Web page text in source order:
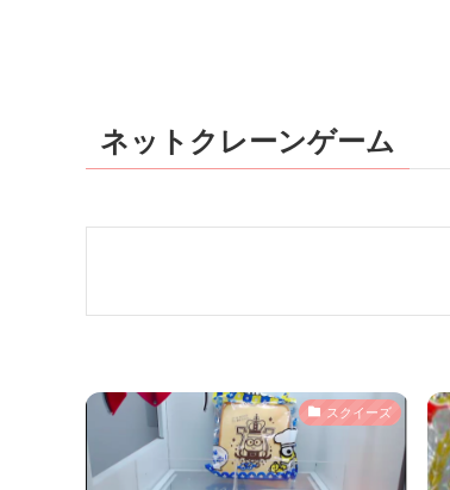
ネットクレーンゲーム
スクイーズ